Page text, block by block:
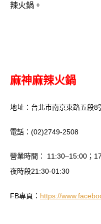
辣火鍋。
麻神麻辣火鍋
地址：台北市南京東路五段8
電話：(02)2749-2508
營業時間： 11:30–15:00；
夜時段21:30-01:30
FB專頁： https://